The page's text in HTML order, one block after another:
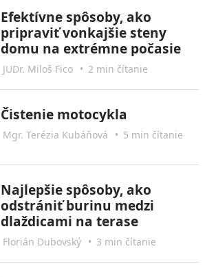
Efektívne spôsoby, ako
pripraviť vonkajšie steny
domu na extrémne počasie
JUDr. Miloš Fico • 2 min čítanie
Čistenie motocykla
Mgr. Terézia Kubáňová • 5 min čítanie
Najlepšie spôsoby, ako
odstrániť burinu medzi
dlaždicami na terase
Florián Dubovský • 3 min čítanie